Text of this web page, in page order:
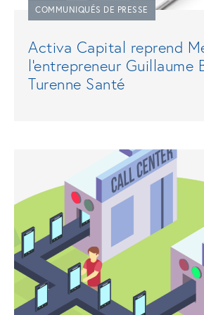
COMMUNIQUÉS DE PRESSE
Activa Capital reprend
l'entrepreneur Guillaume
Turenne Santé